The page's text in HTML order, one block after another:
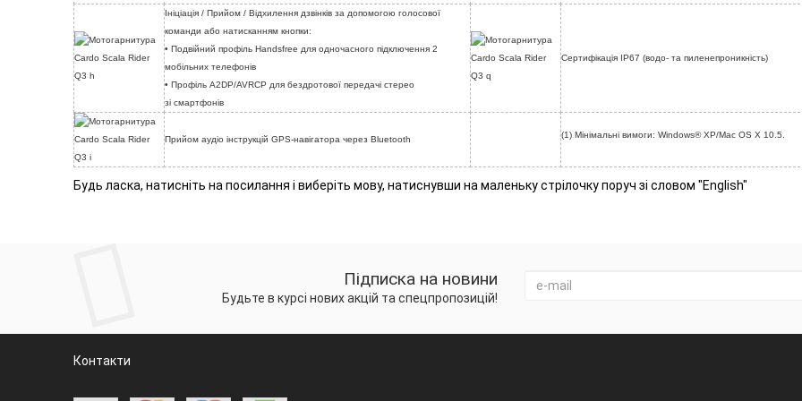
Ініціація / Прийом / Відхилення дзвінків за допомогою голосової
команди або натисканням кнопки:
• Подвійний профіль Handsfree для одночасного підключення 2
мобільних телефонів
• Профіль A2DP/AVRCP для бездротової передачі стерео
зі смартфонів
Сертифікація IP67 (водо- та пиленепроникність)
Прийом аудіо інструкцій GPS-навігатора через Bluetooth (1) Мінімальні вимоги: Windows® XP/Mac OS X 10.5.
Будь ласка, натисніть на посилання і виберіть мову, натиснувши на маленьку стрілочку поруч зі словом "English"
Підписка на новини
Будьте в курсі нових акцій та спецпропозицій!
Контакти